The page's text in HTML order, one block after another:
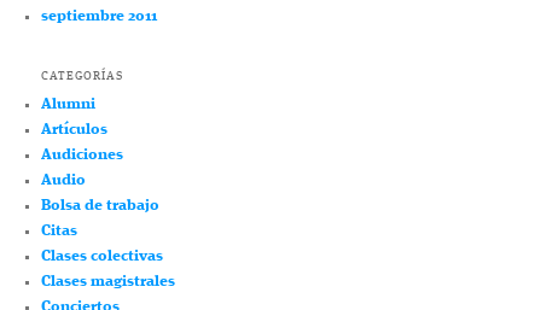
septiembre 2011
CATEGORÍAS
Alumni
Artículos
Audiciones
Audio
Bolsa de trabajo
Citas
Clases colectivas
Clases magistrales